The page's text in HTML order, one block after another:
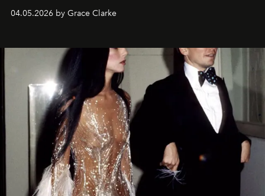
de la Formule 1.
04.05.2026 by Grace Clarke